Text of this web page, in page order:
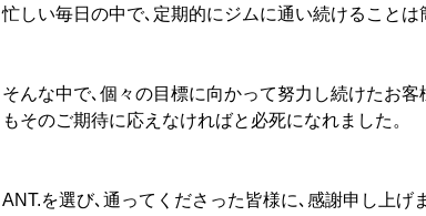
忙しい毎日の中で､定期的にジムに通い続けることは
そんな中で､個々の目標に向かって努力し続けたお
もそのご期待に応えなければと必死になれました。
ANT.を選び､通ってくださった皆様に､感謝申し上げ